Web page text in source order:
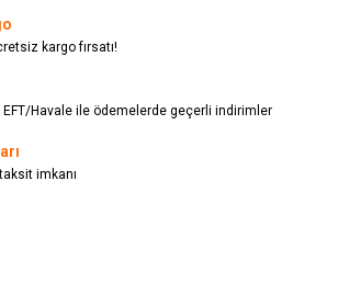
kargo fırsatı!
Havale ile ödemelerde geçerli indirimler
imkanı